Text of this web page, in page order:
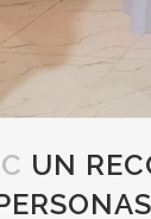
UN